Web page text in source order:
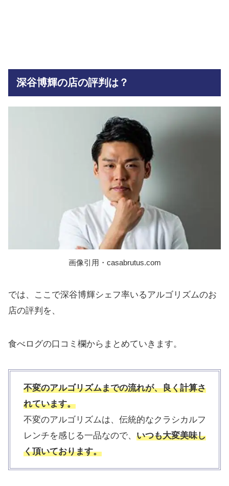
深谷博輝の店の評判は？
画像引用・casabrutus.com
では、ここで深谷博輝シェフ率いるアルゴリズムのお
店の評判を、
食べログの口コミ欄からまとめていきます。
不変のアルゴリズムまでの流れが、良く計算さ
れています。
不変のアルゴリズムは、伝統的なクラシカルフ
レンチを感じる一品なので、 いつも大変美味し
く頂いております。